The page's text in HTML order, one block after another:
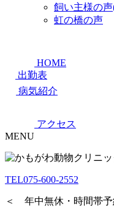
飼い主様の
虹の橋の声
HOME
出勤表
病気紹介
アクセス
MENU
TEL075-600-2552
＜ 年中無休・時間帯